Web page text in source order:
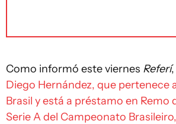
Como informó este viernes Referí,
Diego Hernández, que pertenece
Brasil y está a préstamo en Remo
Serie A del Campeonato